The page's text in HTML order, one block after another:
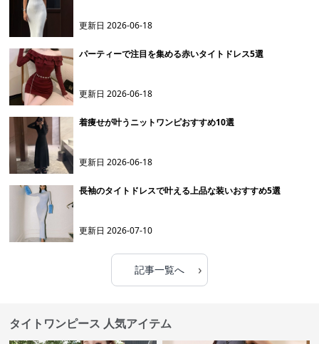
更新日2026-06-18
パーティーで注目を集める赤いタイトドレス5選
更新日2026-06-18
着痩せが叶うニットワンピおすすめ10選
更新日2026-06-18
長袖のタイトドレスで叶える上品な装いおすすめ5選
更新日2026-07-10
記事一覧へ ›
タイトワンピース 人気アイテム